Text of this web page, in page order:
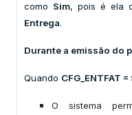
como Sim, pois é ela
Entrega.
Durante a emissão do
Quando CFG_ENTFAT =
O sistema